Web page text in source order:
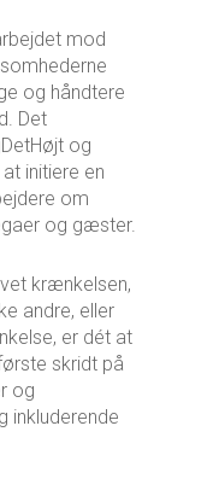
mod
og håndtere
Det
og
initiere en
om
og gæster.
krænkelsen,
andre, eller
er dét at
skridt på
og
inkluderende